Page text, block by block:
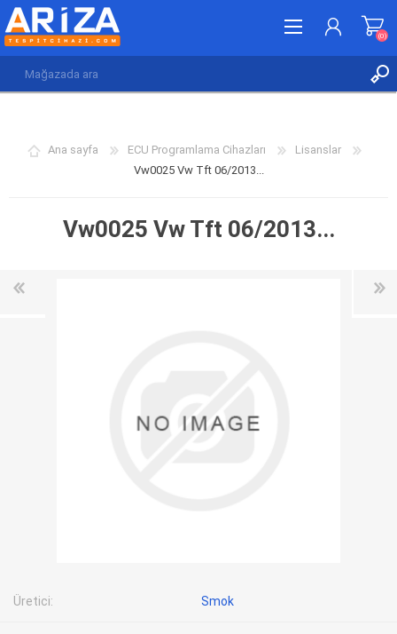
(0)
Ana sayfa ECU Programlama Cihazları
Lisanslar
Vw0025 Vw Tft 06/2013...
Vw0025 Vw Tft 06/2013...
Üretici: Smok